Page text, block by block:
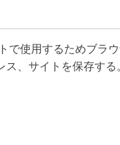
で使用するためブラ
、サイトを保存する